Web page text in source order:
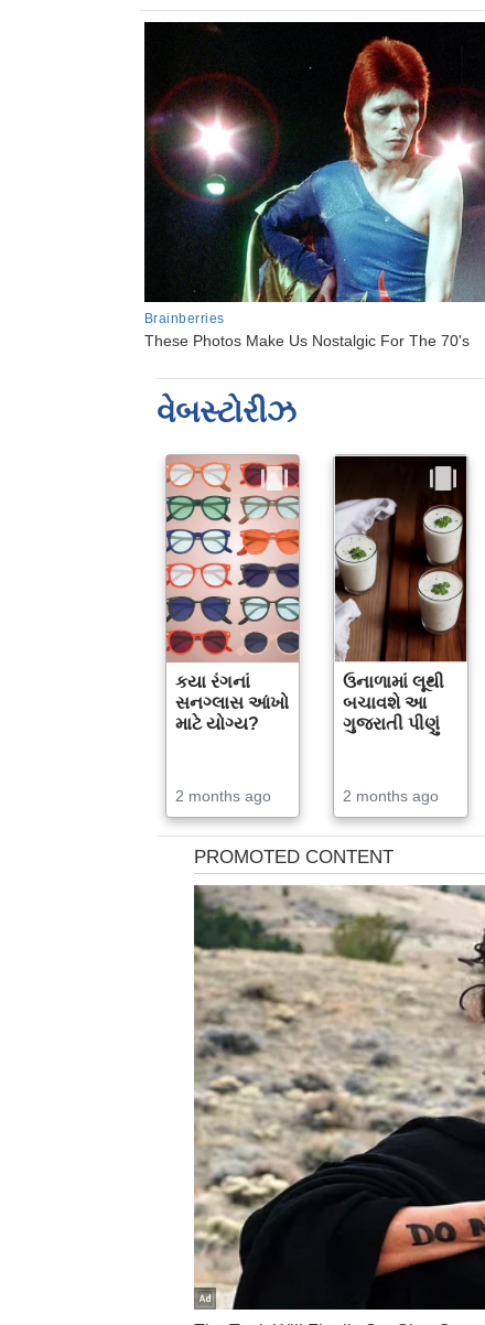
વેબસ્ટોરીઝ
કયા રંગનાં
સનગ્લાસ આંખો
માટે યોગ્ય?
2 months ago
ઉનાળામાં લૂથી
બચાવશે આ
ગુજરાતી પીણું
2 months ago